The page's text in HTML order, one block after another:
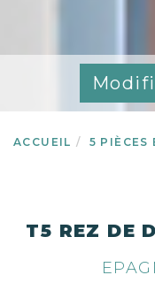
ACCUEIL 5 PIÈCES
T5 REZ DE